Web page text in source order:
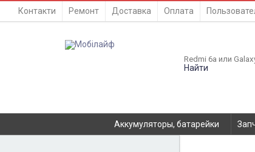
Контакти Ремонт Доставка Оплата
Найти
Аккумуляторы, батарейки